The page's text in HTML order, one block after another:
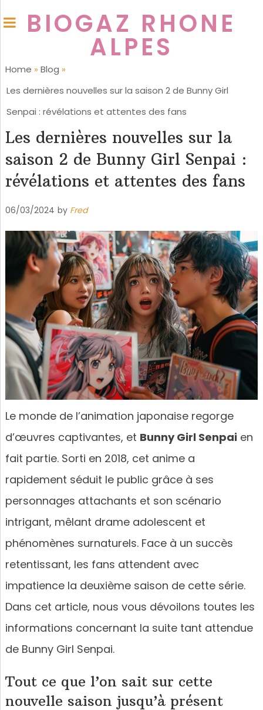
BIOGAZ RHONE
ALPES
Home » Blog »
Les dernières nouvelles sur la saison 2 de Bunny Girl
Senpai : révélations et attentes des fans
Les dernières nouvelles sur la
saison 2 de Bunny Girl Senpai :
révélations et attentes des fans
06/03/2024 by Fred
Le monde de l’animation japonaise regorge
d’œuvres captivantes, et Bunny Girl Senpaien
fait partie. Sorti en 2018, cet anime a
rapidement séduit le public grâce à ses
personnages attachants et son scénario
intrigant, mêlant drame adolescent et
phénomènes surnaturels. Face à un succès
retentissant, les fans attendent avec
impatience la deuxième saison de cette série.
Dans cet article, nous vous dévoilons toutes les
informations concernant la suite tant attendue
de Bunny Girl Senpai.
Tout ce que l’on sait sur cette
nouvelle saison jusqu’à présent